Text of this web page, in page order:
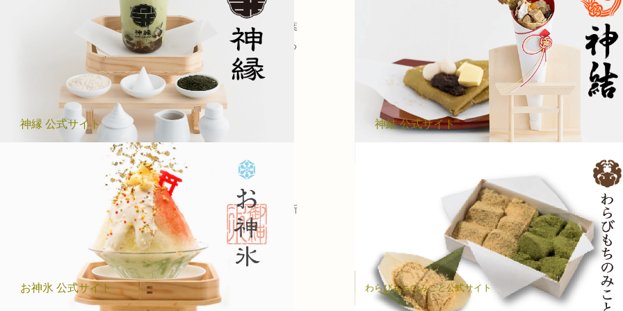
日本文化と神道の精神を大切にし、全国から厳選された極上の茶葉
と低温殺菌牛乳を使用した日本茶ロイヤルミルクティーを提供する
神縁 公式サイト
パリパリ、もちもち、緑茶、プレーンの4種類の米粉使用の
で、さまざまな食感と和の味わいが楽しめる日本の伝統と
が融合した新感覚和クレープ
神結 公式サイト
(おみひょう)
シリカ水と希少な本蕨を使用し、日本茶とわらび餅を融合させた新
感覚のかき氷です。和の風味と健康を両立したかき氷
お神氷 公式サイト
わらびもちのみこと
わらびの根全体から5〜6%しか採取できない希少な本わら
用し、独自の配合で練り上げたもちっとしたわらび餅
わらびもちのみこと公式サイト